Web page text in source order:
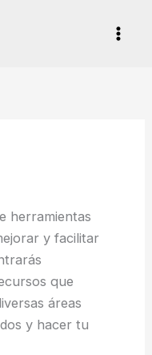
herramientas
y facilitar
que
áreas
y hacer tu